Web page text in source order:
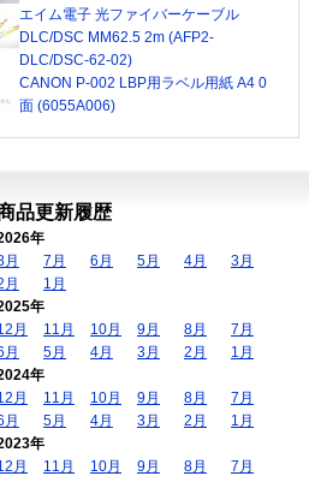
エイム電子 光ファイバーケーブル
DLC/DSC MM62.5 2m (AFP2-
DLC/DSC-62-02)
CANON P-002 LBP用ラベル用紙 A4 0
面 (6055A006)
品更新履歴
年
月
7月 6月 5月 4月
3月
月
1月
年
月
11月 10月 9月 8月
7月
月
5月 4月 3月 2月
1月
年
月
11月 10月 9月 8月
7月
月
5月 4月 3月 2月
1月
年
月
11月 10月 9月 8月
7月